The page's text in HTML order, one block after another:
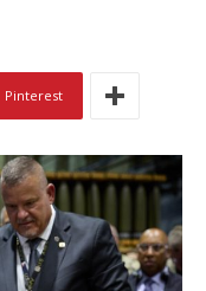
Pinterest